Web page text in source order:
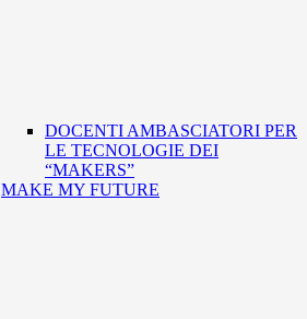
DOCENTI AMBASCIATORI PER
LE TECNOLOGIE DEI
“MAKERS”
MAKE MY FUTURE